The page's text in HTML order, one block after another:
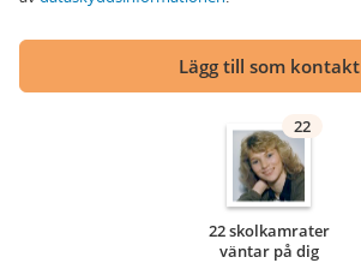
Lägg till som kontakt
22
22 skolkamrater
väntar på dig